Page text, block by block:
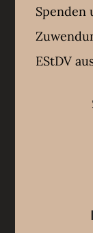
Spenden
EStDV